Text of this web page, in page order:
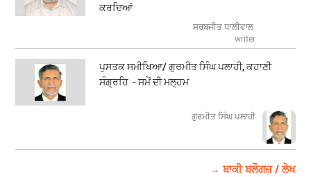
ਕਰਦਿਆਂ
ਸਰਬਜੀਤ ਧਾਲੀਵਾਲ
writer
ਪੁਸਤਕ ਸਮੀਖਿਆ/ ਗੁਰਮੀਤ ਸਿੰਘ ਪਲਾਹੀ, ਕਹਾਣੀ
ਸੰਗ੍ਰਹਿ - ਸਮੇਂ ਦੀ ਮਲ੍ਹਮ
ਗੁਰਮੀਤ ਸਿੰਘ ਪਲਾਹੀ
→ ਬਾਕੀ ਬਲੌਗਜ਼ / ਲੇਖ